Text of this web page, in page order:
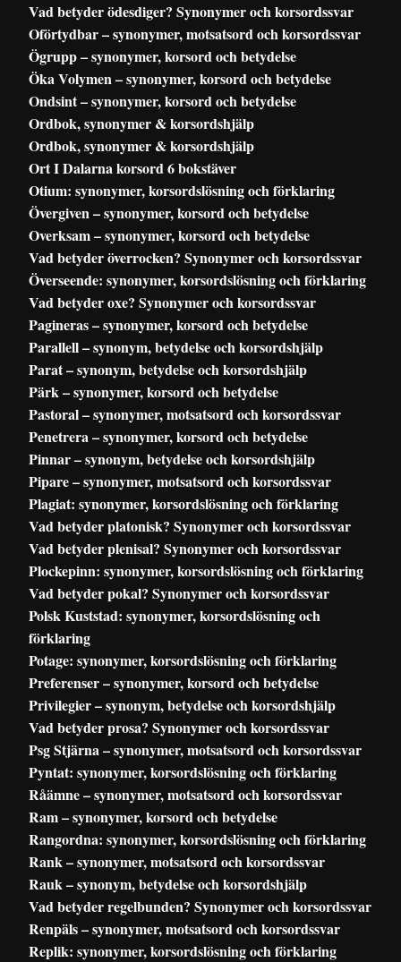
Vad betyder ödesdiger? Synonymer och korsordssvar
Oförtydbar – synonymer, motsatsord och korsordssvar
Ögrupp – synonymer, korsord och betydelse
Öka Volymen – synonymer, korsord och betydelse
Ondsint – synonymer, korsord och betydelse
Ordbok, synonymer & korsordshjälp
Ordbok, synonymer & korsordshjälp
Ort I Dalarna korsord 6 bokstäver
Otium: synonymer, korsordslösning och förklaring
Övergiven – synonymer, korsord och betydelse
Overksam – synonymer, korsord och betydelse
Vad betyder överrocken? Synonymer och korsordssvar
Överseende: synonymer, korsordslösning och förklaring
Vad betyder oxe? Synonymer och korsordssvar
Pagineras – synonymer, korsord och betydelse
Parallell – synonym, betydelse och korsordshjälp
Parat – synonym, betydelse och korsordshjälp
Pärk – synonymer, korsord och betydelse
Pastoral – synonymer, motsatsord och korsordssvar
Penetrera – synonymer, korsord och betydelse
Pinnar – synonym, betydelse och korsordshjälp
Pipare – synonymer, motsatsord och korsordssvar
Plagiat: synonymer, korsordslösning och förklaring
Vad betyder platonisk? Synonymer och korsordssvar
Vad betyder plenisal? Synonymer och korsordssvar
Plockepinn: synonymer, korsordslösning och förklaring
Vad betyder pokal? Synonymer och korsordssvar
Polsk Kuststad: synonymer, korsordslösning och
förklaring
Potage: synonymer, korsordslösning och förklaring
Preferenser – synonymer, korsord och betydelse
Privilegier – synonym, betydelse och korsordshjälp
Vad betyder prosa? Synonymer och korsordssvar
Psg Stjärna – synonymer, motsatsord och korsordssvar
Pyntat: synonymer, korsordslösning och förklaring
Råämne – synonymer, motsatsord och korsordssvar
Ram – synonymer, korsord och betydelse
Rangordna: synonymer, korsordslösning och förklaring
Rank – synonymer, motsatsord och korsordssvar
Rauk – synonym, betydelse och korsordshjälp
Vad betyder regelbunden? Synonymer och korsordssvar
Renpäls – synonymer, motsatsord och korsordssvar
Replik: synonymer, korsordslösning och förklaring